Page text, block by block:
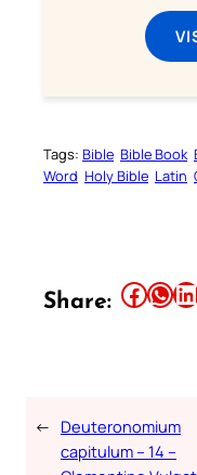
Tags: Bible Bible Book
Word Holy Bible Latin
Share: Share this article on Facebook Share this article on WhatsApp Share this article on LinkedIn
← Deuteronomium
capitulum – 14 –